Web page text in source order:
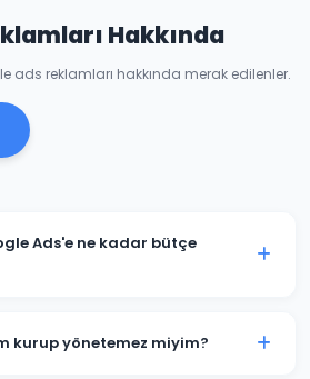
Hakkında
ads reklamları hakkında merak edilenler.
Ads'e ne kadar bütçe
Ancak anlamlı sonuçlar için
kurup yönetemez miyim?